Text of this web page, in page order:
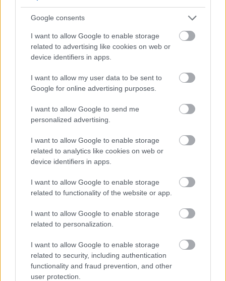
Google consents
I want to allow Google to enable storage
related to advertising like cookies on web or
device identifiers in apps.
I want to allow my user data to be sent to
Google for online advertising purposes.
I want to allow Google to send me
personalized advertising.
I want to allow Google to enable storage
related to analytics like cookies on web or
device identifiers in apps.
I want to allow Google to enable storage
related to functionality of the website or app.
I want to allow Google to enable storage
related to personalization.
I want to allow Google to enable storage
related to security, including authentication
functionality and fraud prevention, and other
user protection.
30 éves a Bocuse d'Or, a világ
legnagyobb szakácsversenye. De mi
világevő•2017. január 08.
1987 januárjában brutális állapotok, rekord hideg,
borzasztó frizurák voltak. És elindult a Bocuse d'Or.
De hogy?